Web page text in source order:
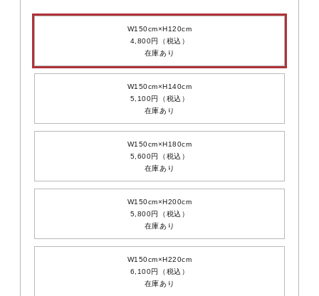
W150cm×H120cm
4,800円（税込）
在庫あり
W150cm×H140cm
5,100円（税込）
在庫あり
W150cm×H180cm
5,600円（税込）
在庫あり
W150cm×H200cm
5,800円（税込）
在庫あり
W150cm×H220cm
6,100円（税込）
在庫あり